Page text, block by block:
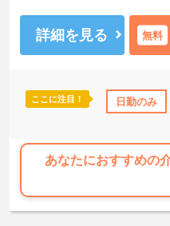
取得サポート 研修制度あり
しますのでお気軽にご相談くだ
詳細を見る 無料
ここに注目！ 日勤のみ
あなたにおすすめの